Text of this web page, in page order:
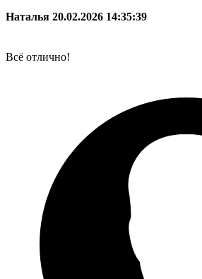
Наталья 20.02.2026 14:35:39
Всё отлично!